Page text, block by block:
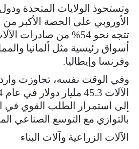
وتستحوذ الولايات المتحدة ودول
الأوروبي على الحصة الأكبر
تتجه نحو 54% من صادرات
أسواق رئيسية مثل ألمانيا
وفرنسا وإيطاليا.
وفي الوقت نفسه، تجاوزت
إلى استمرار الطلب القوي في
بالتوازي مع التوسع الصناعي
الآلات الزراعية وآلات البناء